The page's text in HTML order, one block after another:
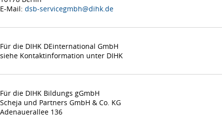
E-Mail: dsb-servicegmbh@dihk.de
Für die DIHK DEinternational GmbH
siehe Kontaktinformation unter DIHK
Für die DIHK Bildungs gGmbH
Scheja und Partners GmbH & Co. KG
Adenauerallee 136